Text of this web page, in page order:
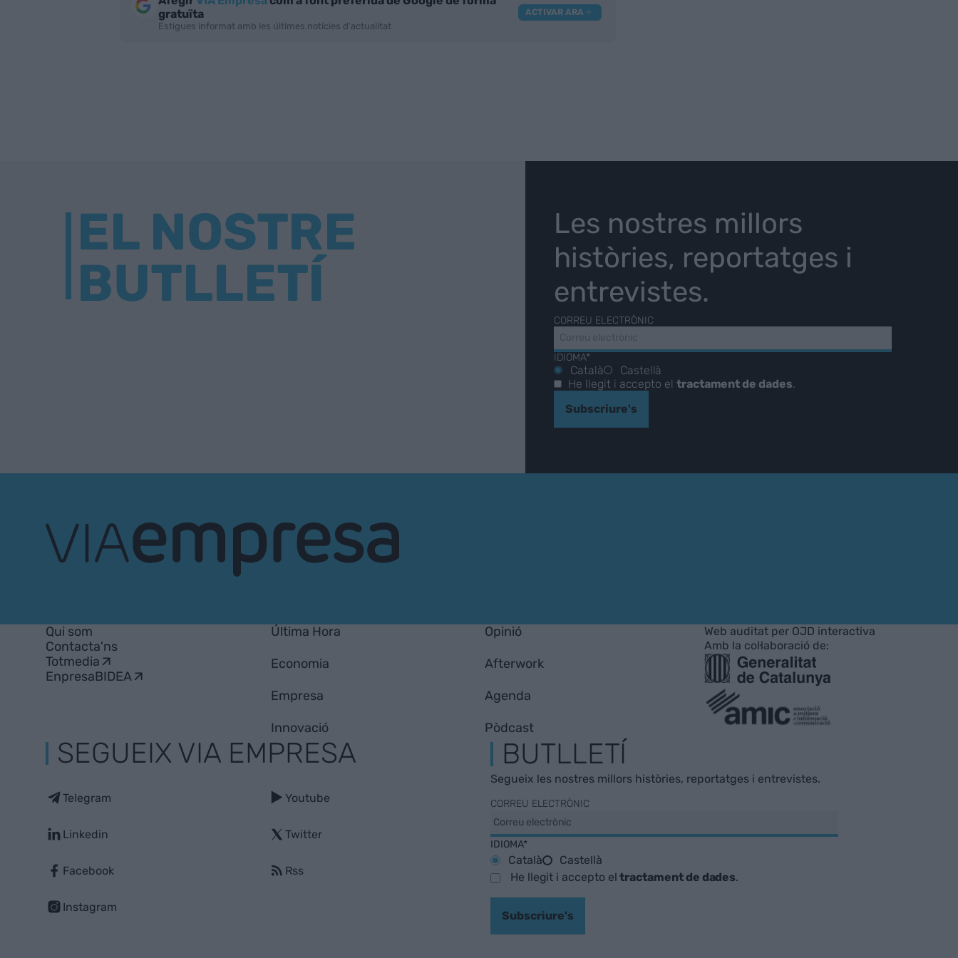
gratuïta
Estigues informat amb les últimes notícies d'actualitat
ACTIVAR ARA
EL NOSTRE
BUTLLETÍ
Les nostres millors
històries, reportatges i
entrevistes.
CORREU ELECTRÒNIC
IDIOMA*
Català
Castellà
He llegit i accepto el tractament de dades
Subscriure's
Qui som
Contacta'ns
Totmedia
EnpresaBIDEA
Última Hora
Economia
Empresa
Innovació
Opinió
Afterwork
Agenda
Pòdcast
Web auditat per OJD interactiva
Amb la col·laboració de:
SEGUEIX VIA EMPRESA
Telegram
Linkedin
Facebook
Instagram
Youtube
Twitter
Rss
BUTLLETÍ
Segueix les nostres millors històries, reportatges i entrevistes.
CORREU ELECTRÒNIC
IDIOMA*
Català
Castellà
He llegit i accepto eltractament de dades.
Subscriure's